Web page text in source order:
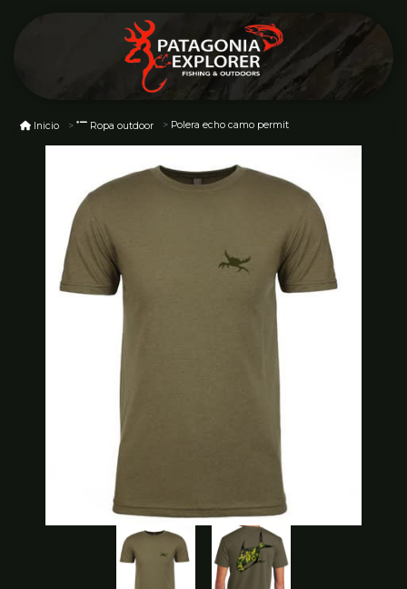
Inicio Ropa outdoor Polera echo camo permit